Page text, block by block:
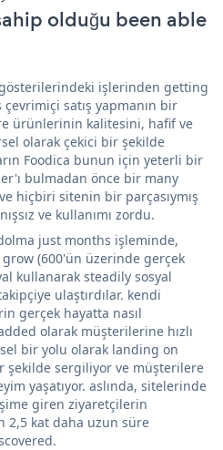
olduğu been able
işlerinden getting
satış yapmanın bir
ürünlerinin kalitesini, hafif ve
olarak çekici bir şekilde
Foodica bunun için yeterli bir
bulmadan önce bir many
hiçbiri sitenin bir parçasıymış
ve kullanımı zordu.
just months işleminde,
(600'ün üzerinde gerçek
kullanarak steadily sosyal
ulaştırdılar. kendi
gerçek hayatta nasıl
olarak müşterilerine hızlı
bir yolu olarak landing on
sergiliyor ve müşterilere
yaşatıyor. aslında, sitelerinde
giren ziyaretçilerin
2,5 kat daha uzun süre